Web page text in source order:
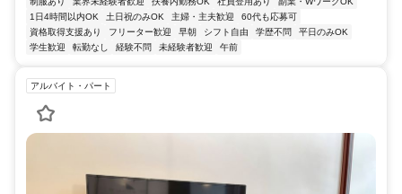
1日4時間以内OK
土日祝のみOK 主婦・主夫歓迎
60代も応募可
資格取得支援あり
フリーター歓迎 早朝 シフト自由 学歴不問
平日のみOK
学生歓迎
転勤なし 経験不問 未経験者歓迎 午前
アルバイト・パート